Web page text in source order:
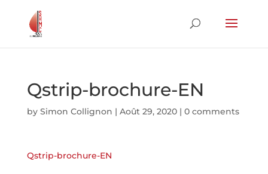
Qstrip-brochure-EN
by Simon Collignon | Août 29, 2020| 0 comments
Qstrip-brochure-EN